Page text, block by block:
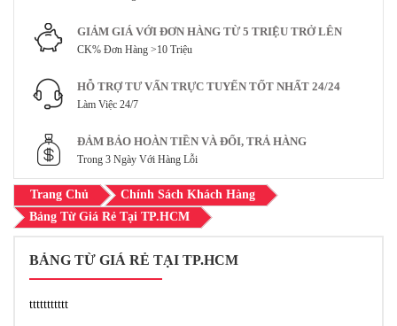
GIẢM GIÁ VỚI ĐƠN HÀNG TỪ 5 TRIỆU TRỞ LÊN
CK% Đơn Hàng >10 Triệu
HỖ TRỢ TƯ VẤN TRỰC TUYẾN TỐT NHẤT 24/24
Làm Việc 24/7
ĐẢM BẢO HOÀN TIỀN VÀ ĐỔI, TRẢ HÀNG
Trong 3 Ngày Với Hàng Lỗi
Trang Chủ
Chính Sách Khách Hàng
Bảng Từ Giá Rẻ Tại TP.HCM
BẢNG TỪ GIÁ RẺ TẠI TP.HCM
ttttttttttt